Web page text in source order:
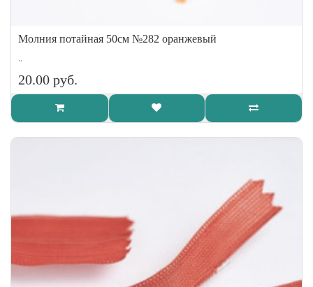
Молния потайная 50см №282 оранжевый
..
20.00 руб.